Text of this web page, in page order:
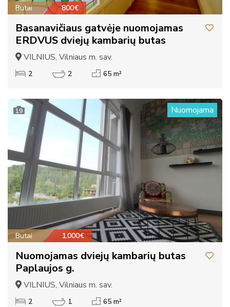
Butai 800€
Basanavičiaus gatvėje nuomojamas
ERDVUS dviejų kambarių butas
VILNIUS, Vilniaus m. sav.
2 2 65 m²
19 Nuomojama
Butai 1,000€
Nuomojamas dviejų kambarių butas
Paplaujos g.
VILNIUS, Vilniaus m. sav.
2 1 65 m²